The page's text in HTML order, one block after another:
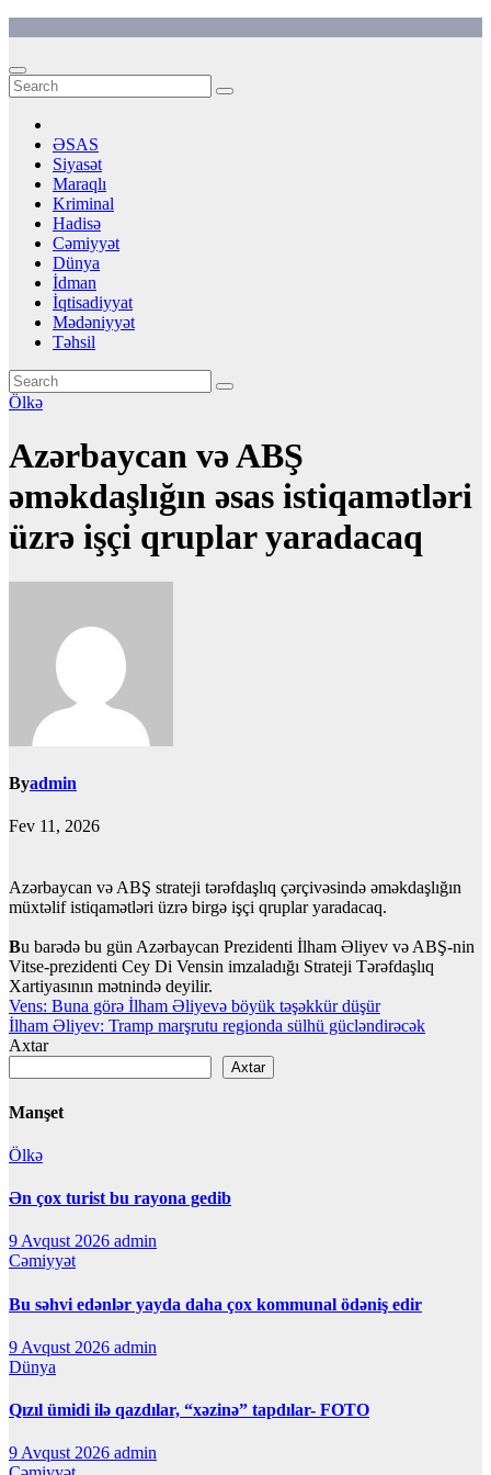
content
ƏSAS
Siyasət
Maraqlı
Kriminal
Hadisə
Cəmiyyət
Dünya
İdman
İqtisadiyyat
Mədəniyyət
Təhsil
Ölkə
Azərbaycan və ABŞ
əməkdaşlığın əsas istiqamətləri
üzrə işçi qruplar yaradacaq
Byadmin
Fev 11, 2026
Azərbaycan və ABŞ strateji tərəfdaşlıq çərçivəsində əməkdaşlığın
müxtəlif istiqamətləri üzrə birgə işçi qruplar yaradacaq.
Bu barədə bu gün Azərbaycan Prezidenti İlham Əliyev və ABŞ-nin
Vitse-prezidenti Cey Di Vensin imzaladığı Strateji Tərəfdaşlıq
Xartiyasının mətnində deyilir.
Yazı
naviqasiyası
Vens: Buna görə İlham Əliyevə böyük təşəkkür düşür
İlham Əliyev: Tramp marşrutu regionda sülhü gücləndirəcək
Axtar
Axtar
Manşet
Ölkə
Ən çox turist bu rayona gedib
9 Avqust 2026 admin
Cəmiyyət
Bu səhvi edənlər yayda daha çox kommunal ödəniş edir
9 Avqust 2026 admin
Dünya
Qızıl ümidi ilə qazdılar, “xəzinə” tapdılar- FOTO
9 Avqust 2026 admin